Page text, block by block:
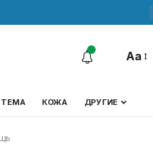
Aa
КОЖА ДРУГИЕ